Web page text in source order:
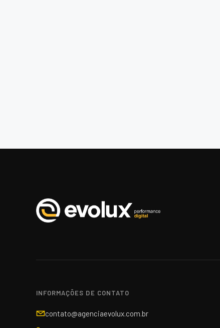
INFORMAÇÕES DE CONTATO
contato@agenciaevolux.com.br